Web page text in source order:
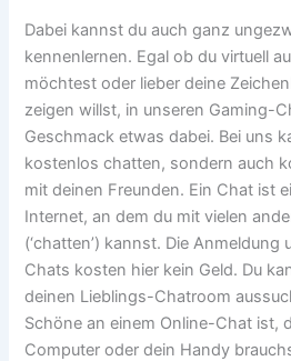
Dabei kannst du auch ganz
kennenlernen. Egal ob du virtuell
möchtest oder lieber deine
zeigen willst, in unseren Gaming-
Geschmack etwas dabei. Bei uns
kostenlos chatten, sondern auch
mit deinen Freunden. Ein Chat ist
Internet, an dem du mit vielen
(‘chatten’) kannst. Die Anmeldung
Chats kosten hier kein Geld. Du
deinen Lieblings-Chatroom
Schöne an einem Online-Chat ist,
Computer oder dein Handy